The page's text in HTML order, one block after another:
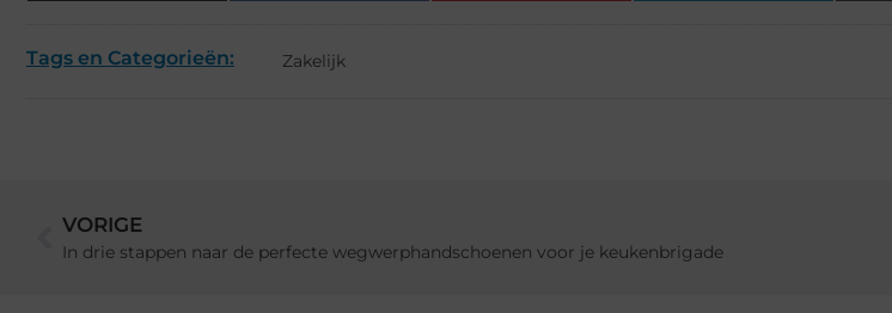
Tags en Categorieën: Zakelijk
VORIGE
In drie stappen naar de perfecte wegwerphandschoenen voor je keukenbrigade